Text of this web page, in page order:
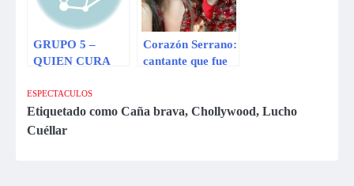
GRUPO 5 –
QUIEN CURA
CUELLAR –
PRIMICIA 2007]
Corazón Serrano:
cantante que fue
en la orquesta
ESPECTACULOS
Etiquetado como Caña brava, Chollywood, Lucho
Cuéllar